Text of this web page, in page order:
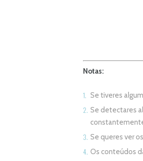
Notas:
Se tiveres
Se detectares
Se queres ver
Os conteúdos